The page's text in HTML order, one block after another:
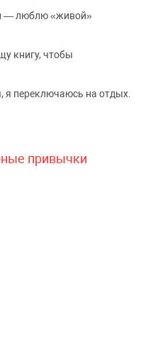
— люблю «живой»
книгу, чтобы
я переключаюсь на отдых.
привычки